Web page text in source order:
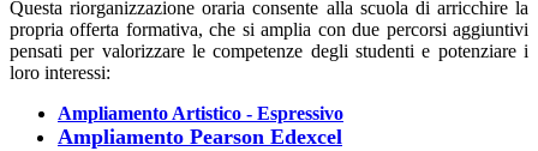
Questa riorganizzazione oraria consente alla scuola di arricchire la
propria offerta formativa, che si amplia con due percorsi aggiuntivi
pensati per valorizzare le competenze degli studenti e potenziare i
loro interessi:
Ampliamento Artistico - Espressivo
Ampliamento Pearson Edexcel